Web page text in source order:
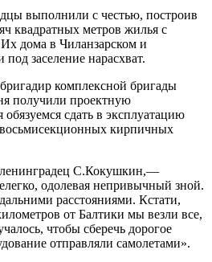
выполнили с честью, построив
квадратных мет­ров жилья с
дома в Чиланзарском и
заселе­ние нарасхват.
комплексной бригады
получили проект­ную
сдать в эк­сплуатацию
кирпичных
С.Кокушкин,—
одолевая непривычный зной.
расстояниями. Кстати,
от Балтики мы везли все,
чтобы сберечь дорогое
от­правляли самолетами».